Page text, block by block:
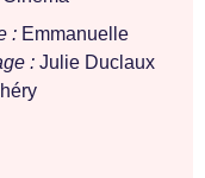
: Emmanuelle
: Julie Duclaux